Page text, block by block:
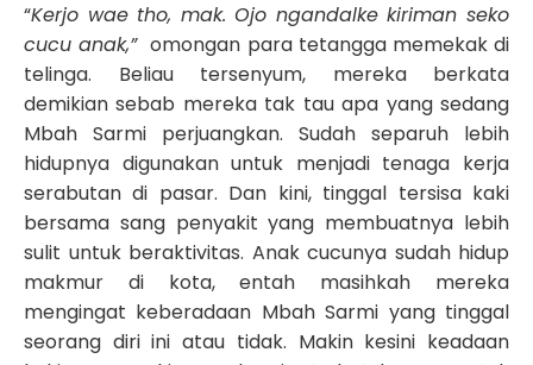
“Kerjo wae tho, mak. Ojo ngandalke kiriman seko
cucu anak,” omongan para tetangga memekak di
telinga. Beliau tersenyum, mereka berkata
demikian sebab mereka tak tau apa yang sedang
Mbah Sarmi perjuangkan. Sudah separuh lebih
hidupnya digunakan untuk menjadi tenaga kerja
serabutan di pasar. Dan kini, tinggal tersisa kaki
bersama sang penyakit yang membuatnya lebih
sulit untuk beraktivitas. Anak cucunya sudah hidup
makmur di kota, entah masihkah mereka
mengingat keberadaan Mbah Sarmi yang tinggal
seorang diri ini atau tidak. Makin kesini keadaan